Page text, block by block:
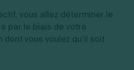
vous allez déterminer le
par le biais de votre
vous voulez qu’il soit